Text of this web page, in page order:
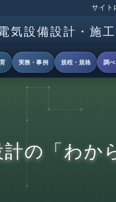
サイト
気設備設計・施
実務・事例 規程・規格 調
計の「わか